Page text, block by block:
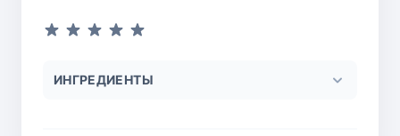
ИНГРЕДИЕНТЫ